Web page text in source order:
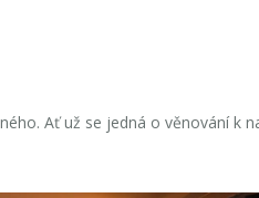
Ať už se jedná o věnování k